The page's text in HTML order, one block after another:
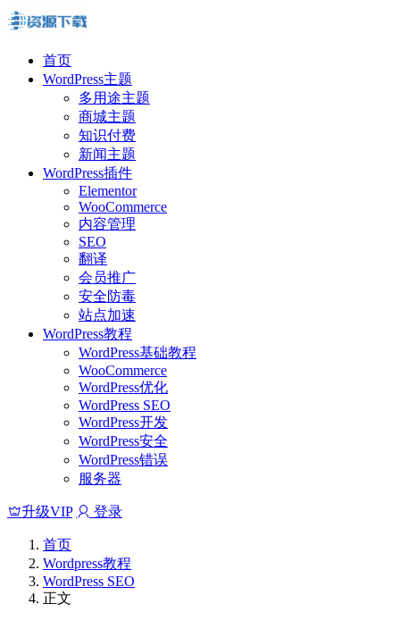
首页
WordPress主题
多用途主题
商城主题
知识付费
新闻主题
WordPress插件
Elementor
WooCommerce
内容管理
SEO
翻译
会员推广
安全防毒
站点加速
WordPress教程
WordPress基础教程
WooCommerce
WordPress优化
WordPress SEO
WordPress开发
WordPress安全
WordPress错误
服务器
升级VIP 登录
首页
Wordpress教程
WordPress SEO
正文